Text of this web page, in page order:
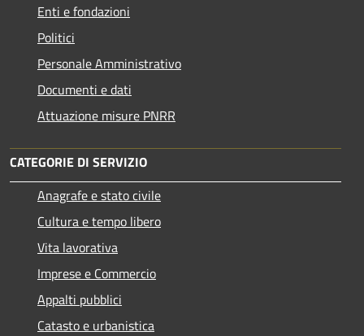
Enti e fondazioni
Politici
Personale Amministrativo
Documenti e dati
Attuazione misure PNRR
CATEGORIE DI SERVIZIO
Anagrafe e stato civile
Cultura e tempo libero
Vita lavorativa
Imprese e Commercio
Appalti pubblici
Catasto e urbanistica